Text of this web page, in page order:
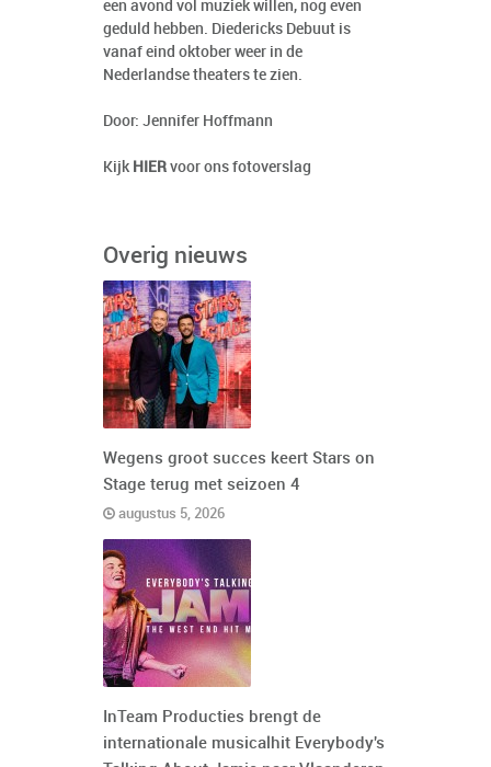
een avond vol muziek willen, nog even
geduld hebben. Diedericks Debuut is
vanaf eind oktober weer in de
Nederlandse theaters te zien.
Door: Jennifer Hoffmann
Kijk HIER voor ons fotoverslag
Overig nieuws
Wegens groot succes keert Stars on
Stage terug met seizoen 4
augustus 5, 2026
InTeam Producties brengt de
internationale musicalhit Everybody's